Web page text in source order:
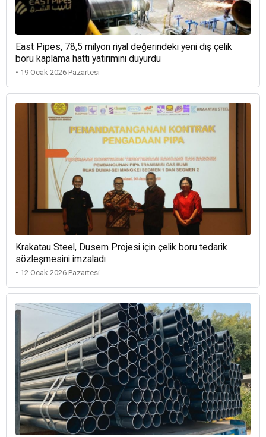
East Pipes, 78,5 milyon riyal değerindeki yeni dış çelik
boru kaplama hattı yatırımını duyurdu
• 19 Ocak 2026 Pazartesi
Krakatau Steel, Dusem Projesi için çelik boru tedarik
sözleşmesini imzaladı
• 12 Ocak 2026 Pazartesi